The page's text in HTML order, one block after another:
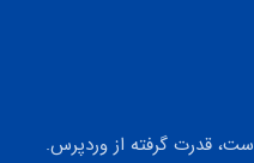
قدرت گرفته از وردپرس.